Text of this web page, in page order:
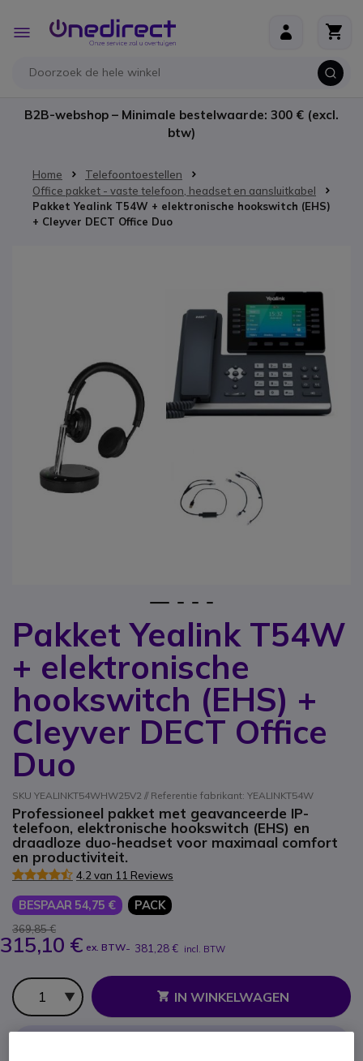
Toggle
Nav
B2B-webshop – Minimale bestelwaarde: 300 € (excl.
btw)
Home
Telefoontoestellen
Office pakket - vaste telefoon, headset en aansluitkabel
Pakket Yealink T54W + elektronische hookswitch (EHS)
+ Cleyver DECT Office Duo
Pakket Yealink T54W
+ elektronische
hookswitch (EHS) +
Cleyver DECT Office
Duo
SKU YEALINKT54WHW25V2 // Referentie fabrikant: YEALINKT54W
Professioneel pakket met geavanceerde IP-
telefoon, elektronische hookswitch (EHS) en
draadloze duo-headset voor maximaal comfort
en productiviteit.
4.2 van 11 Reviews
BESPAAR 54,75 € PACK
369,85 €
315,10 € ex. BTW- 381,28 € incl. BTW
Aantal
IN WINKELWAGEN
Ga naar het begin van de afbeeldingen-gallerij